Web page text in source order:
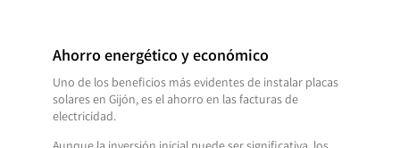
Ahorro energético y económico
Uno de los beneficios más evidentes de instalar placas
solares en Gijón, es el ahorro en las facturas de
electricidad.